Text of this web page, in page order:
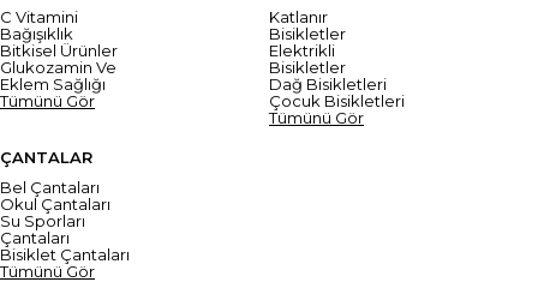
C Vitamini
Bağışıklık
Bitkisel Ürünler
Glukozamin Ve
Eklem Sağlığı
Tümünü Gör
Katlanır
Bisikletler
Elektrikli
Bisikletler
Dağ Bisikletleri
Çocuk Bisikletleri
Tümünü Gör
ÇANTALAR
Bel Çantaları
Okul Çantaları
Su Sporları
Çantaları
Bisiklet Çantaları
Tümünü Gör